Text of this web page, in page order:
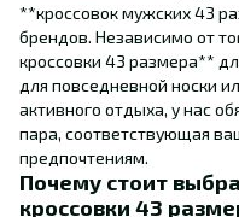
**кроссовок мужских 43
брендов. Независимо от
кроссовки 43 размера**
для повседневной носки
активного отдыха, у нас
пара, соответствующая
предпочтениям.
Почему стоит
кроссовки 43